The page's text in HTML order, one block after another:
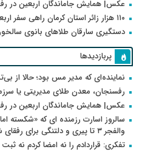
عکس| همایش جاماندگان اربعین در
۱۱۰ هزار زائر استان کرمان راهی سفر اربعین شدند
دستگیری سارقان طلاهای بانوی
پربازدیدها
نماینده‌ای که مدیر مس بود؛ حالا از
رفسنجان، معدن طلای مدیریتی یا
عکس| همایش جاماندگان اربعین در
سالروز اسارت رزمنده ای که «شکسته
والفجر ۳ تا پیری و دلتنگی برای رفقای شهید
تفکری: قراردادم را نه امضا کردم نه